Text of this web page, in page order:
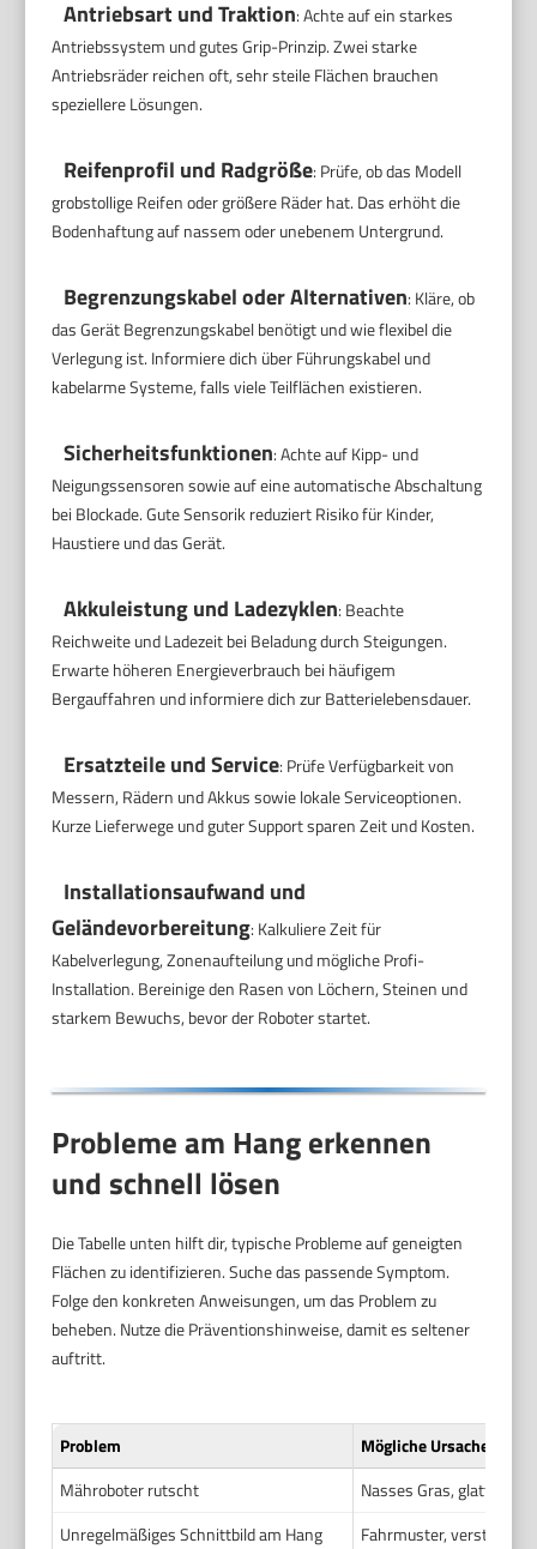
Antriebsart und Traktion: Achte auf ein starkes
Antriebssystem und gutes Grip-Prinzip. Zwei starke
Antriebsräder reichen oft, sehr steile Flächen brauchen
speziellere Lösungen.
Reifenprofil und Radgröße: Prüfe, ob das Modell
grobstollige Reifen oder größere Räder hat. Das erhöht die
Bodenhaftung auf nassem oder unebenem Untergrund.
Begrenzungskabel oder Alternativen: Kläre, ob
das Gerät Begrenzungskabel benötigt und wie flexibel die
Verlegung ist. Informiere dich über Führungskabel und
kabelarme Systeme, falls viele Teilflächen existieren.
Sicherheitsfunktionen: Achte auf Kipp- und
Neigungssensoren sowie auf eine automatische Abschaltung
bei Blockade. Gute Sensorik reduziert Risiko für Kinder,
Haustiere und das Gerät.
Akkuleistung und Ladezyklen: Beachte
Reichweite und Ladezeit bei Beladung durch Steigungen.
Erwarte höheren Energieverbrauch bei häufigem
Bergauffahren und informiere dich zur Batterielebensdauer.
Ersatzteile und Service: Prüfe Verfügbarkeit von
Messern, Rädern und Akkus sowie lokale Serviceoptionen.
Kurze Lieferwege und guter Support sparen Zeit und Kosten.
Installationsaufwand und
Geländevorbereitung: Kalkuliere Zeit für
Kabelverlegung, Zonenaufteilung und mögliche Profi-
Installation. Bereinige den Rasen von Löchern, Steinen und
starkem Bewuchs, bevor der Roboter startet.
Probleme am Hang erkennen
und schnell lösen
Die Tabelle unten hilft dir, typische Probleme auf geneigten
Flächen zu identifizieren. Suche das passende Symptom.
Folge den konkreten Anweisungen, um das Problem zu
beheben. Nutze die Präventionshinweise, damit es seltener
auftritt.
Problem
Mögliche Ursache(n)
Mähroboter rutscht
Nasses Gras, glattes
Unregelmäßiges Schnittbild am Hang
Fahrmuster, verstellte